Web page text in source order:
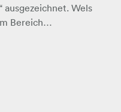
ausgezeichnet. Wels
Bereich…